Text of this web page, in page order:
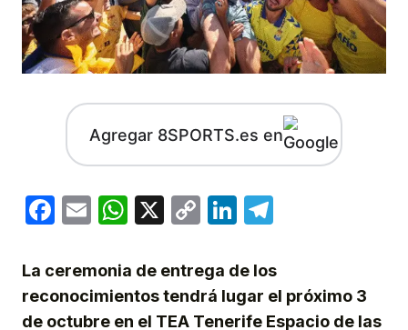
Agregar 8SPORTS.es en
Facebook
EmailWhatsApp
X
CopyLinkedIn
La ceremonia de entrega de los
reconocimientos tendrá lugar el próximo 3
de octubre en el TEA Tenerife Espacio de las